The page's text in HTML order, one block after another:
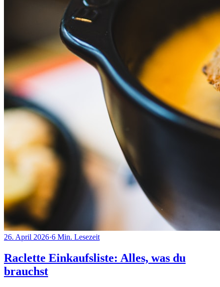
26. April 2026·6 Min. Lesezeit
Raclette Einkaufsliste: Alles, was du
brauchst